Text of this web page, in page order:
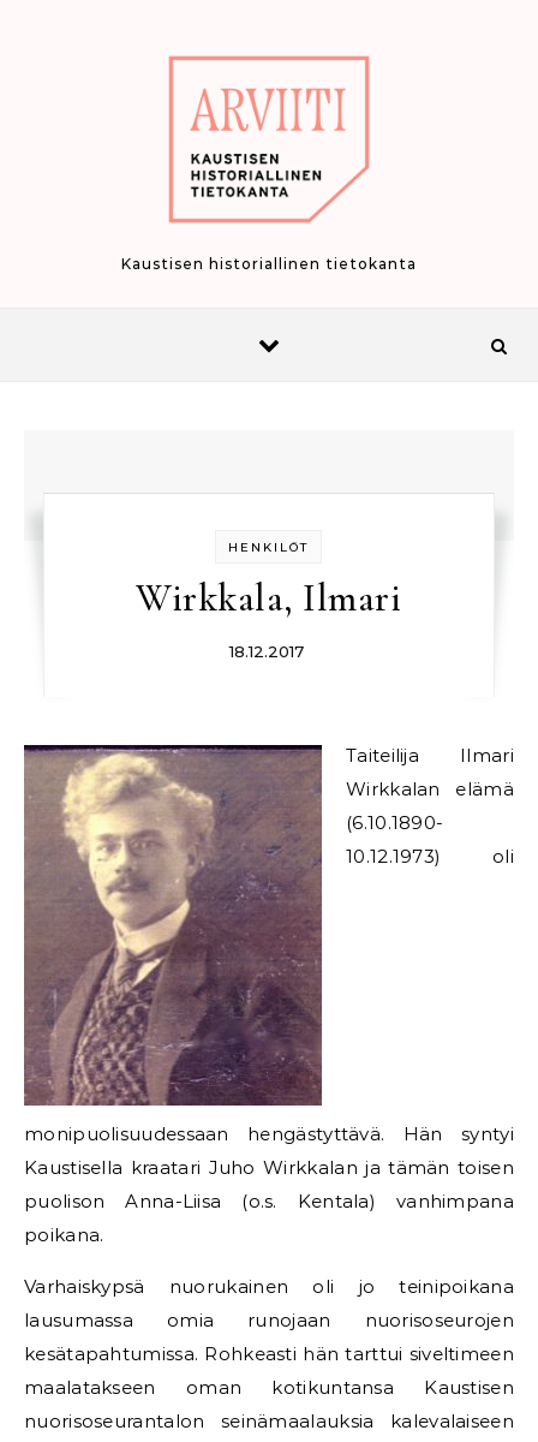
Kaustisen historiallinen tietokanta
HENKILÖT
Wirkkala, Ilmari
18.12.2017
Taiteilija Ilmari
Wirkkalan elämä
(6.10.1890-
10.12.1973) oli
monipuolisuudessaan hengästyttävä. Hän syntyi
Kaustisella kraatari Juho Wirkkalan ja tämän toisen
puolison Anna-Liisa (o.s. Kentala) vanhimpana
poikana.
Varhaiskypsä nuorukainen oli jo teinipoikana
lausumassa omia runojaan nuorisoseurojen
kesätapahtumissa. Rohkeasti hän tarttui siveltimeen
maalatakseen oman kotikuntansa Kaustisen
nuorisoseurantalon seinämaalauksia kalevalaiseen